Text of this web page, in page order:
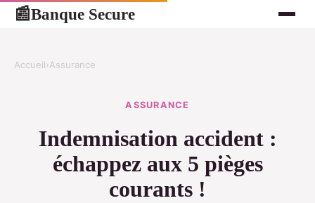
📰Banque Secure
Accueil›Assurance
ASSURANCE
Indemnisation accident :
échappez aux 5 pièges
courants !